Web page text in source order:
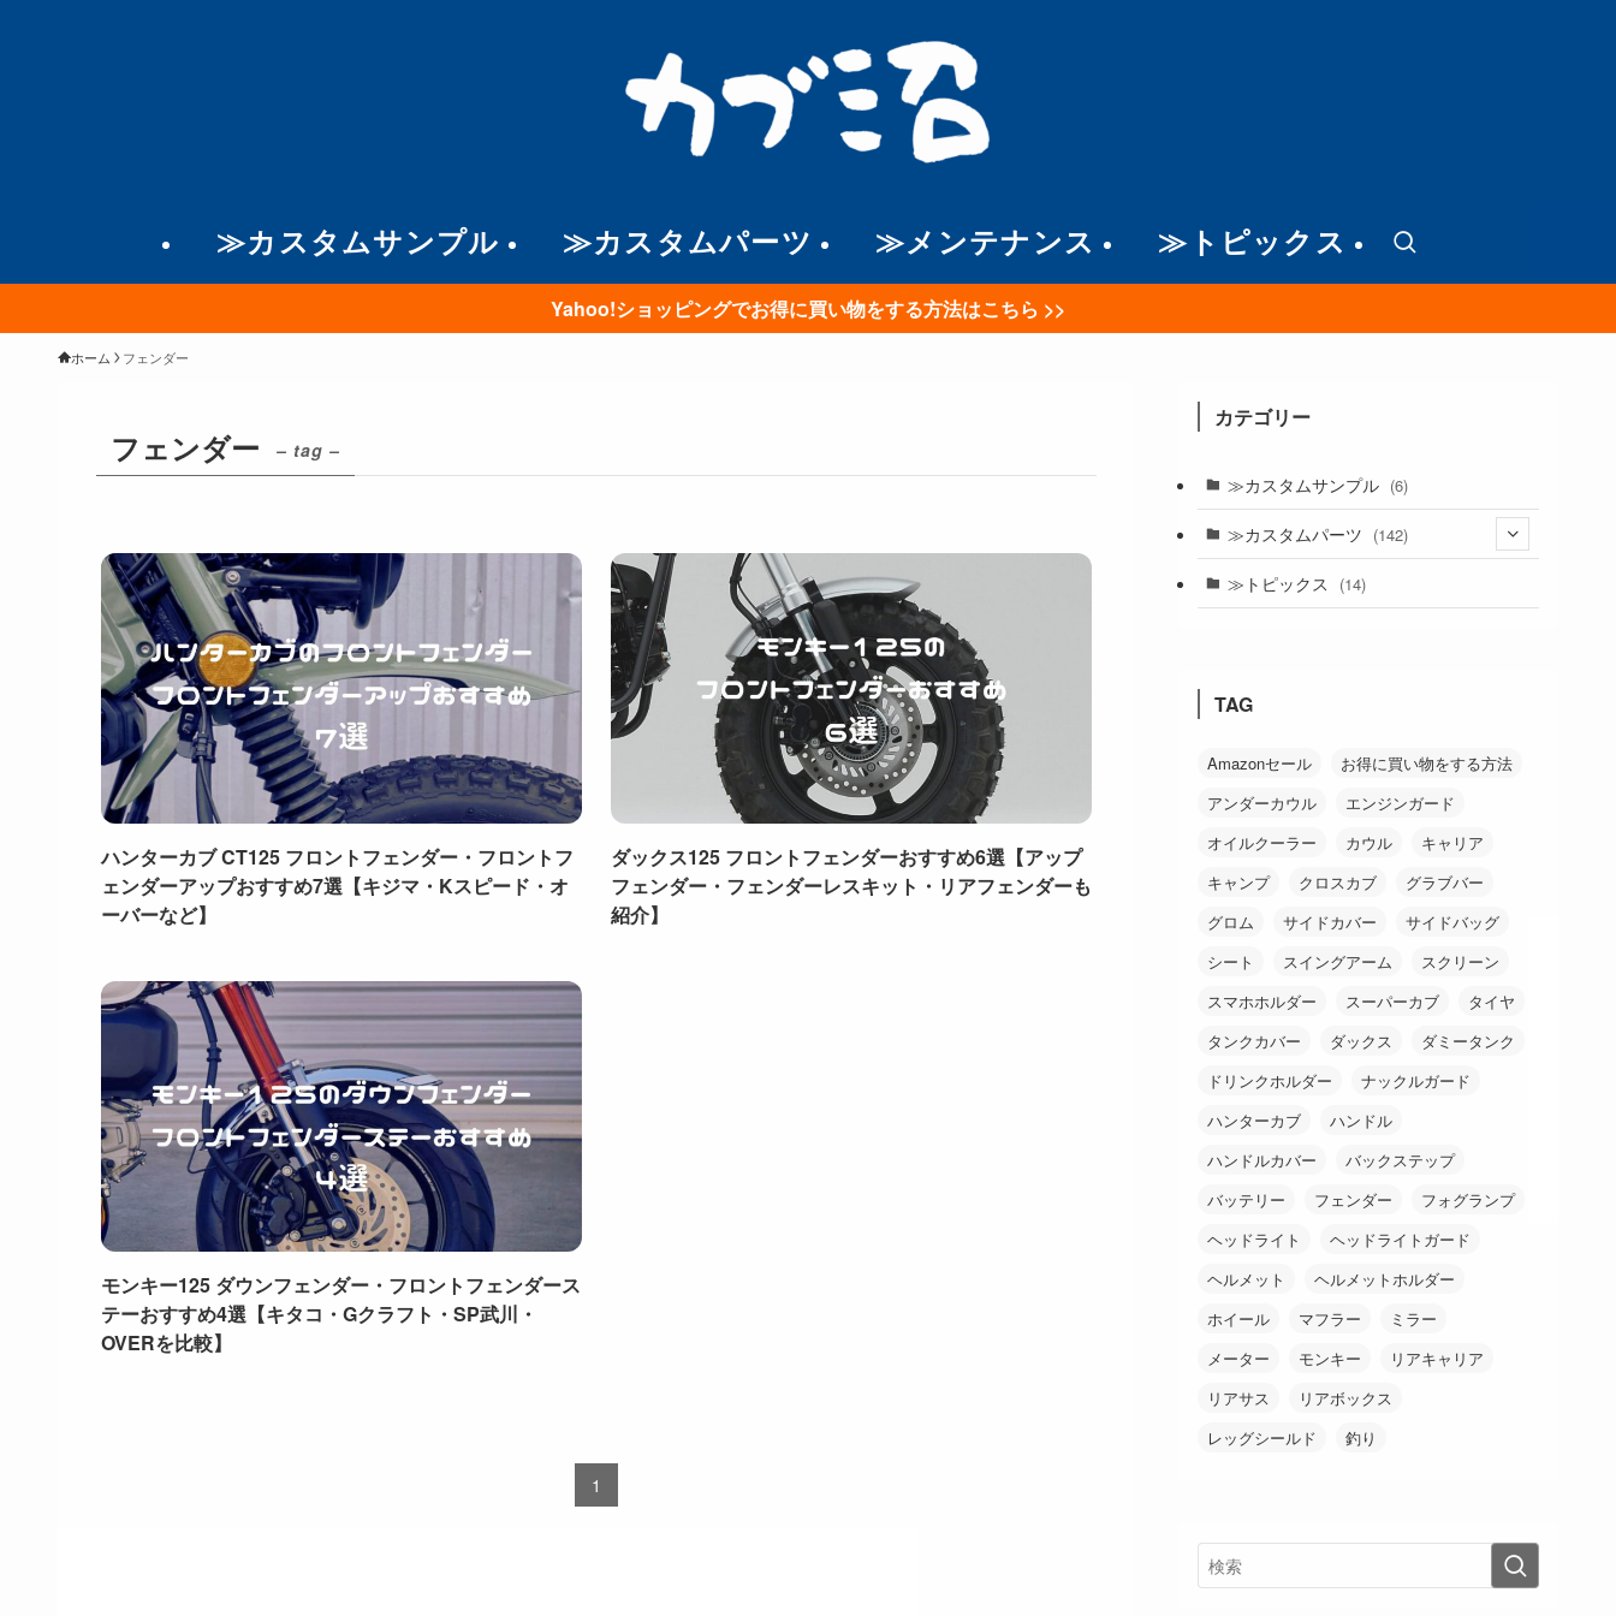
≫カスタムサンプル ≫カスタムパーツ ≫メンテナンス ≫トピックス
Yahoo!ショッピングでお得に買い物をする方法はこちら >>
ホーム フェンダー
フェンダー – tag –
ハンターカブ CT125 フロントフェンダー・フロントフ
ェンダーアップおすすめ7選【キジマ・Kスピード・オ
ーバーなど】
ダックス125 フロントフェンダーおすすめ6選【アップ
フェンダー・フェンダーレスキット・リアフェンダーも
紹介】
モンキー125 ダウンフェンダー・フロントフェンダース
テーおすすめ4選【キタコ・Gクラフト・SP武川・
OVERを比較】
1
カテゴリー
≫カスタムサンプル (6)
≫カスタムパーツ (142)
(38)
≫トピックス (14)
TAG
Amazonセール
お得に買い物をする方法
アンダーカウル
エンジンガード
オイルクーラー
カウル
キャリア
キャンプ
クロスカブ
グラブバー
グロム
サイドカバー
サイドバッグ
シート
スイングアーム
スクリーン
スマホホルダー
スーパーカブ
タイヤ
タンクカバー
ダックス
ダミータンク
ドリンクホルダー
ナックルガード
ハンターカブ
ハンドル
ハンドルカバー
バックステップ
バッテリー
フェンダー
フォグランプ
ヘッドライト
ヘッドライトガード
ヘルメット
ヘルメットホルダー
ホイール
マフラー
ミラー
メーター
モンキー
リアキャリア
リアサス
リアボックス
レッグシールド
釣り